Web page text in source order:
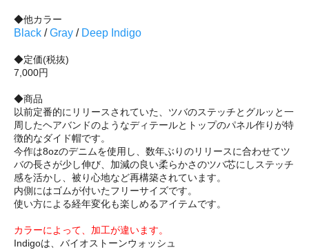
◆他カラー
Black /Gray / Deep Indigo
◆定価(税抜)
7,000円
◆商品
以前定番的にリリースされていた、ツバのステッチとグルッと一
周したヘアバンドのようなディテールとトップのパネル作りが特
徴的なダイド帽です。
今作は8ozのデニムを使用し、数年ぶりのリリースに合わせてツ
バの長さが少し伸び、加減の良い柔らかさのツバ芯にしステッチ
感を活かし、被り心地など再構築されています。
内側にはゴムが付いたフリーサイズです。
使い方による経年変化も楽しめるアイテムです。
カラーによって、加工が違います。
Indigoは、バイオストーンウォッシュ